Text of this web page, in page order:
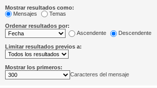
Mostrar resultados como:
Mensajes
Temas
Ordenar resultados por:
Ascendente
Descendente
Limitar resultados previos a:
Mostrar los primeros:
Caracteres del mensaje